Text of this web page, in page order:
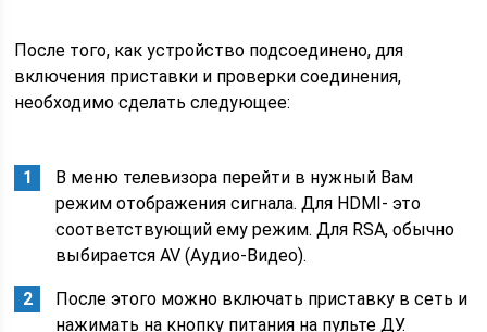
После того, как устройство подсоединено, для
включения приставки и проверки соединения,
необходимо сделать следующее:
В меню телевизора перейти в нужный Вам
режим отображения сигнала. Для HDMI- это
соответствующий ему режим. Для RSA, обычно
выбирается AV (Аудио-Видео).
После этого можно включать приставку в сеть и
нажимать на кнопку питания на пульте ДУ.